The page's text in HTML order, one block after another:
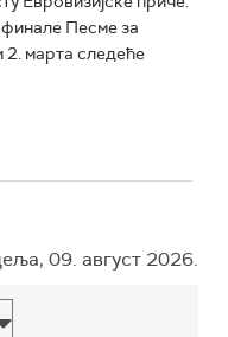
финале Песме за
2. марта следеће
09. август 2026.